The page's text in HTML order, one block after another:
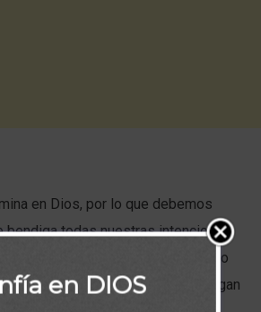
en Dios, por lo que debemos
bendiga todas nuestras intenciones.
a Dios en la oración, dile lo mucho
para que tus sueños se hagan
en DIOS